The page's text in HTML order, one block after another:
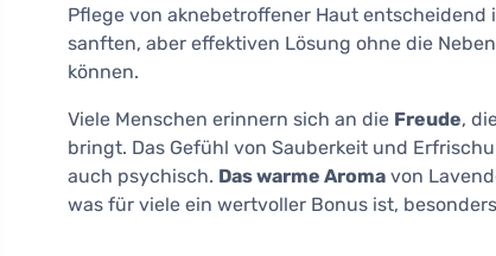
Pflege von aknebetroffener Haut
sanften, aber effektiven Lösung ohne die
können.
Viele Menschen erinnern sich an die Freude,
bringt. Das Gefühl von Sauberkeit und
auch psychisch. Das warme Aroma von
was für viele ein wertvoller Bonus ist,